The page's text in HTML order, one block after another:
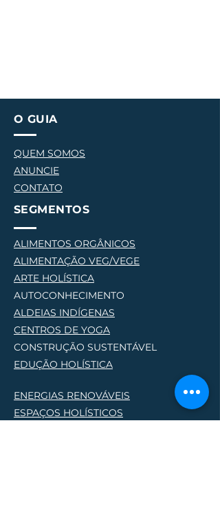
O GUIA
QUEM SOMOS
ANUNCIE
CONTATO
SEGMENTOS
ALIMENTOS ORGÂNICOS
ALIMENTAÇÃO VEG/VEGE
ARTE HOLÍSTICA
AUTOCONHECIMENTO
ALDEIAS INDÍGENAS
CENTROS DE YOGA
CONSTRUÇÃO SUSTENTÁVEL
EDUÇÃO HOLÍSTICA
ENERGIAS RENOVÁVEIS
ESPAÇOS HOLÍSTICOS